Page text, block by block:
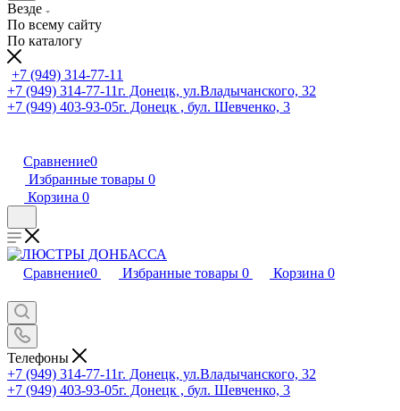
Везде
По всему сайту
По каталогу
+7 (949) 314-77-11
+7 (949) 314-77-11г. Донецк, ул.Владычанского, 32
+7 (949) 403-93-05г. Донецк , бул. Шевченко, 3
Сравнение0
Избранные товары 0
Корзина 0
Сравнение0 Избранные товары 0 Корзина 0
Телефоны
+7 (949) 314-77-11г. Донецк, ул.Владычанского, 32
+7 (949) 403-93-05г. Донецк , бул. Шевченко, 3